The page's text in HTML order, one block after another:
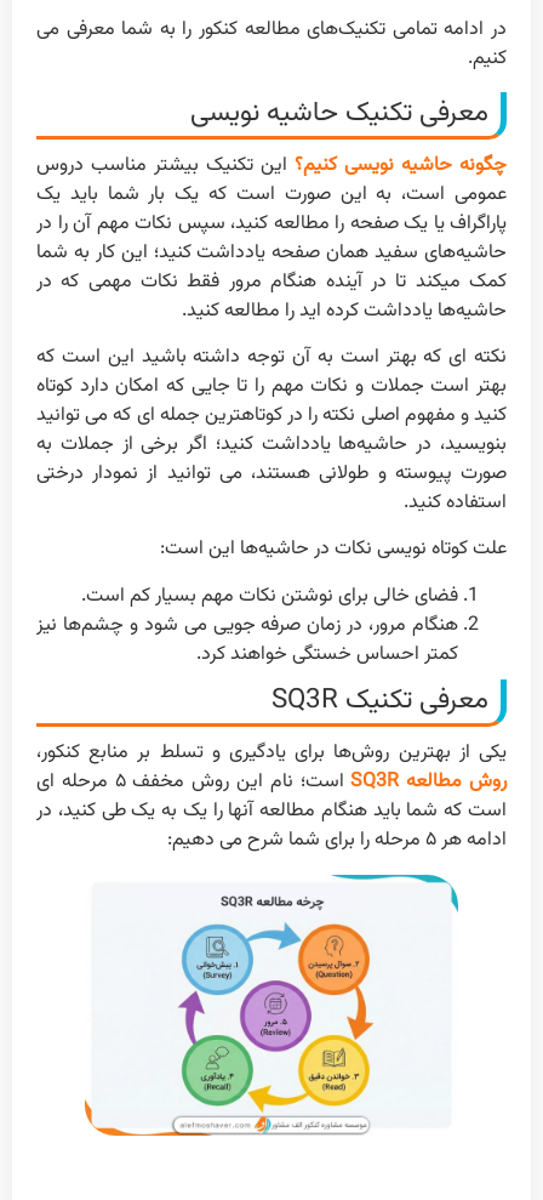
در ادامه تمامی تکنیک‌های مطالعه کنکور را به شما معرفی می
کنیم.
معرفی تکنیک حاشیه نویسی
چگونه حاشیه نویسی کنیم؟ این تکنیک بیشتر مناسب دروس
عمومی است، به این صورت است که یک بار شما باید یک
پاراگراف یا یک صفحه را مطالعه کنید، سپس نکات مهم آن را در
حاشیه‌های سفید همان صفحه یادداشت کنید؛ این کار به شما
کمک میکند تا در آینده هنگام مرور فقط نکات مهمی که در
حاشیه‌ها یادداشت کرده اید را مطالعه کنید.
نکته ای که بهتر است به آن توجه داشته باشید این است که
بهتر است جملات و نکات مهم را تا جایی که امکان دارد کوتاه
کنید و مفهوم اصلی نکته را در کوتاهترین جمله ای که می توانید
بنویسید، در حاشیه‌ها یادداشت کنید؛ اگر برخی از جملات به
صورت پیوسته و طولانی هستند، می توانید از نمودار درختی
استفاده کنید.
علت کوتاه نویسی نکات در حاشیه‌ها این است:
فضای خالی برای نوشتن نکات مهم بسیار کم است.
هنگام مرور، در زمان صرفه جویی می شود و چشم‌ها نیز
کمتر احساس خستگی خواهند کرد.
معرفی تکنیک SQ3R
‌یکی از بهترین روش‌ها برای یادگیری و تسلط بر منابع کنکور،
روش مطالعه SQ3R
است؛ نام این روش مخفف ۵ مرحله ای
است که شما باید هنگام مطالعه آنها را یک به یک طی کنید، در
ادامه هر ۵ مرحله را برای شما شرح می دهیم: